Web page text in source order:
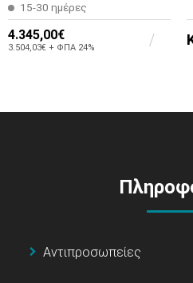
15-30 ημέρες
4.345,00€
3.504,03€ + ΦΠΑ 24%
Αντιπροσωπείες